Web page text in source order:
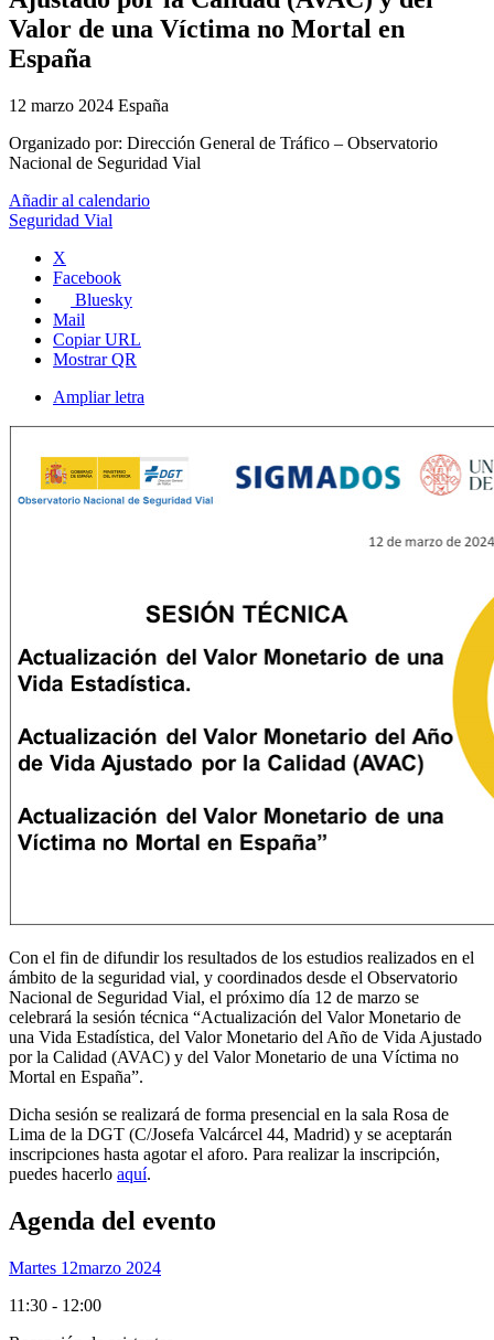
Valor de una Víctima no Mortal en
España
12 marzo 2024 España
Organizado por: Dirección General de Tráfico – Observatorio
Nacional de Seguridad Vial
Añadir al calendario
Seguridad Vial
X
Facebook
Bluesky
Mail
Copiar URL
Mostrar QR
Ampliar letra
Con el fin de difundir los resultados de los estudios realizados en el
ámbito de la seguridad vial, y coordinados desde el Observatorio
Nacional de Seguridad Vial, el próximo día 12 de marzo se
celebrará la sesión técnica “Actualización del Valor Monetario de
una Vida Estadística, del Valor Monetario del Año de Vida Ajustado
por la Calidad (AVAC) y del Valor Monetario de una Víctima no
Mortal en España”.
Dicha sesión se realizará de forma presencial en la sala Rosa de
Lima de la DGT (C/Josefa Valcárcel 44, Madrid) y se aceptarán
inscripciones hasta agotar el aforo. Para realizar la inscripción,
puedes hacerlo aquí.
Agenda del evento
Martes 12Marzo 2024
11:30 - 12:00